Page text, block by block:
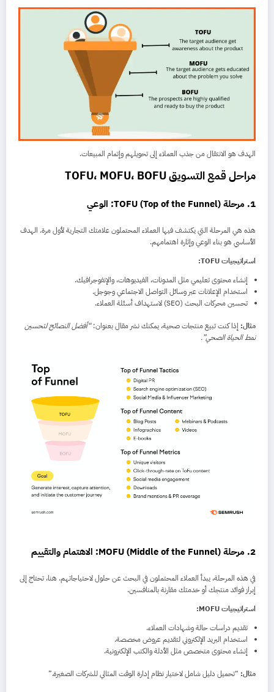
الهدف هو الانتقال من جذب العملاء إلى تحويلهم وإتمام المبيعات.
مراحل قمع التسويق TOFU، MOFU، BOFU
1. مرحلة TOFU (Top of the Funnel): الوعي
هذه هي المرحلة التي يكتشف فيها العملاء المحتملون علامتك التجارية لأول مرة. الهدف
الأساسي هو بناء الوعي وإثارة اهتمامهم.
استراتيجيات TOFU:
إنشاء محتوى تعليمي مثل المدونات، الفيديوهات، والإنفوجرافيك.
استخدام الإعلانات عبر وسائل التواصل الاجتماعي وجوجل.
تحسين محركات البحث (SEO) لاستهداف أسئلة العملاء.
مثال: إذا كنت تبيع منتجات صحية، يمكنك نشر مقال بعنوان:“أفضل النصائح لتحسين
نمط الحياة الصحي”.
2. مرحلة MOFU (Middle of the Funnel): الاهتمام والتقييم
في هذه المرحلة، يبدأ العملاء المحتملون في البحث عن حلول لاحتياجاتهم. هنا، تحتاج إلى
إبراز فوائد منتجك أو خدمتك مقارنة بالمنافسين.
استراتيجيات MOFU:
تقديم دراسات حالة وشهادات العملاء.
استخدام البريد الإلكتروني لتقديم عروض مخصصة.
إنشاء محتوى متخصص مثل الأدلة والكتب الإلكترونية.
مثال: “تحميل دليل شامل لاختيار نظام إدارة الوقت المثالي للشركات الصغيرة.”